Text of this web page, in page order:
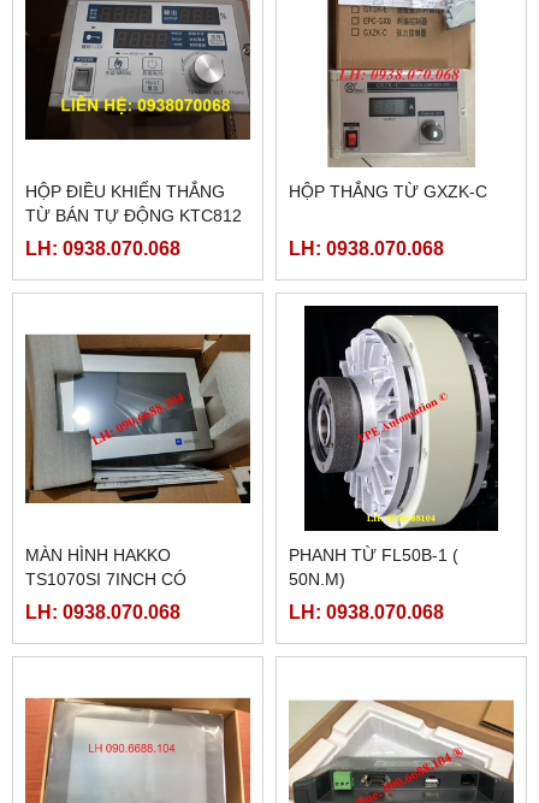
HỘP ĐIỀU KHIỂN THẮNG
TỪ BÁN TỰ ĐỘNG KTC812
LH: 0938.070.068
HỘP THẮNG TỪ GXZK-C
LH: 0938.070.068
MÀN HÌNH HAKKO
TS1070SI 7INCH CÓ
ETHERNET
LH: 0938.070.068
PHANH TỪ FL50B-1 (
50N.M)
LH: 0938.070.068